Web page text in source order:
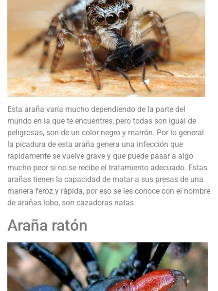
Esta araña varía mucho dependiendo de la parte del
mundo en la que te encuentres, pero todas son igual de
peligrosas, son de un color negro y marrón. Por lo general
la picadura de esta araña genera una infección que
rápidamente se vuelve grave y que puede pasar a algo
mucho peor si no se recibe el tratamiento adecuado. Estas
arañas tienen la capacidad de matar a sus presas de una
manera feroz y rápida, por eso se les conoce con el nombre
de arañas lobo, son cazadoras natas.
Araña ratón